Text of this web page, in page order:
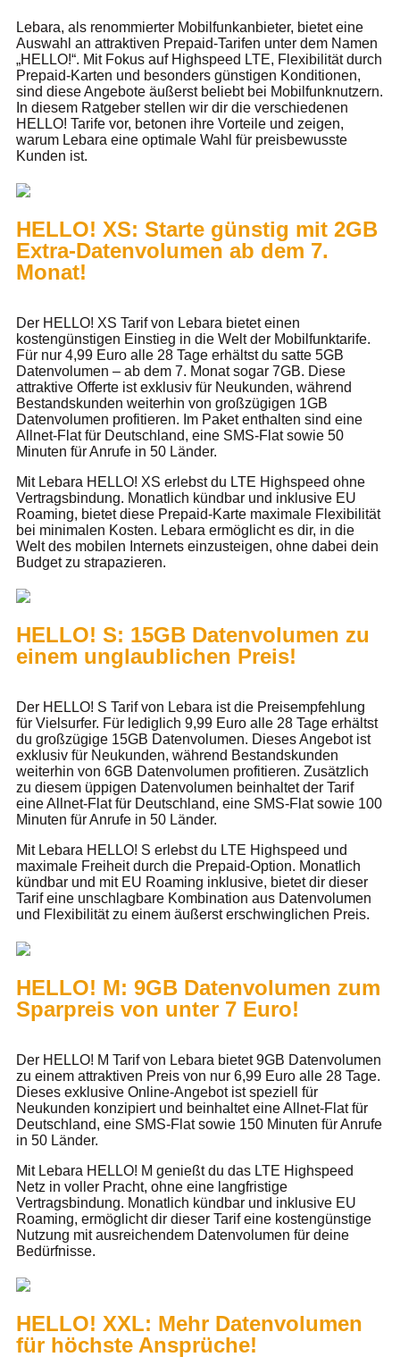
Lebara, als renommierter Mobilfunkanbieter, bietet eine
Auswahl an attraktiven Prepaid-Tarifen unter dem Namen
„HELLO!“. Mit Fokus auf Highspeed LTE, Flexibilität durch
Prepaid-Karten und besonders günstigen Konditionen,
sind diese Angebote äußerst beliebt bei Mobilfunknutzern.
In diesem Ratgeber stellen wir dir die verschiedenen
HELLO! Tarife vor, betonen ihre Vorteile und zeigen,
warum Lebara eine optimale Wahl für preisbewusste
Kunden ist.
HELLO! XS: Starte günstig mit 2GB
Extra-Datenvolumen ab dem 7.
Monat!
Der HELLO! XS Tarif von Lebara bietet einen
kostengünstigen Einstieg in die Welt der Mobilfunktarife.
Für nur 4,99 Euro alle 28 Tage erhältst du satte 5GB
Datenvolumen – ab dem 7. Monat sogar 7GB. Diese
attraktive Offerte ist exklusiv für Neukunden, während
Bestandskunden weiterhin von großzügigen 1GB
Datenvolumen profitieren. Im Paket enthalten sind eine
Allnet-Flat für Deutschland, eine SMS-Flat sowie 50
Minuten für Anrufe in 50 Länder.
Mit Lebara HELLO! XS erlebst du LTE Highspeed ohne
Vertragsbindung. Monatlich kündbar und inklusive EU
Roaming, bietet diese Prepaid-Karte maximale Flexibilität
bei minimalen Kosten. Lebara ermöglicht es dir, in die
Welt des mobilen Internets einzusteigen, ohne dabei dein
Budget zu strapazieren.
HELLO! S: 15GB Datenvolumen zu
einem unglaublichen Preis!
Der HELLO! S Tarif von Lebara ist die Preisempfehlung
für Vielsurfer. Für lediglich 9,99 Euro alle 28 Tage erhältst
du großzügige 15GB Datenvolumen. Dieses Angebot ist
exklusiv für Neukunden, während Bestandskunden
weiterhin von 6GB Datenvolumen profitieren. Zusätzlich
zu diesem üppigen Datenvolumen beinhaltet der Tarif
eine Allnet-Flat für Deutschland, eine SMS-Flat sowie 100
Minuten für Anrufe in 50 Länder.
Mit Lebara HELLO! S erlebst du LTE Highspeed und
maximale Freiheit durch die Prepaid-Option. Monatlich
kündbar und mit EU Roaming inklusive, bietet dir dieser
Tarif eine unschlagbare Kombination aus Datenvolumen
und Flexibilität zu einem äußerst erschwinglichen Preis.
HELLO! M: 9GB Datenvolumen zum
Sparpreis von unter 7 Euro!
Der HELLO! M Tarif von Lebara bietet 9GB Datenvolumen
zu einem attraktiven Preis von nur 6,99 Euro alle 28 Tage.
Dieses exklusive Online-Angebot ist speziell für
Neukunden konzipiert und beinhaltet eine Allnet-Flat für
Deutschland, eine SMS-Flat sowie 150 Minuten für Anrufe
in 50 Länder.
Mit Lebara HELLO! M genießt du das LTE Highspeed
Netz in voller Pracht, ohne eine langfristige
Vertragsbindung. Monatlich kündbar und inklusive EU
Roaming, ermöglicht dir dieser Tarif eine kostengünstige
Nutzung mit ausreichendem Datenvolumen für deine
Bedürfnisse.
HELLO! XXL: Mehr Datenvolumen
für höchste Ansprüche!